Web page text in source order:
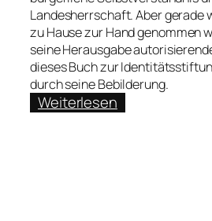
Landesherrschaft. Aber gerade
zu Hause zur Hand genommen
seine Herausgabe
dieses Buch zur
durch seine Bebilderung.
Weiterlesen: